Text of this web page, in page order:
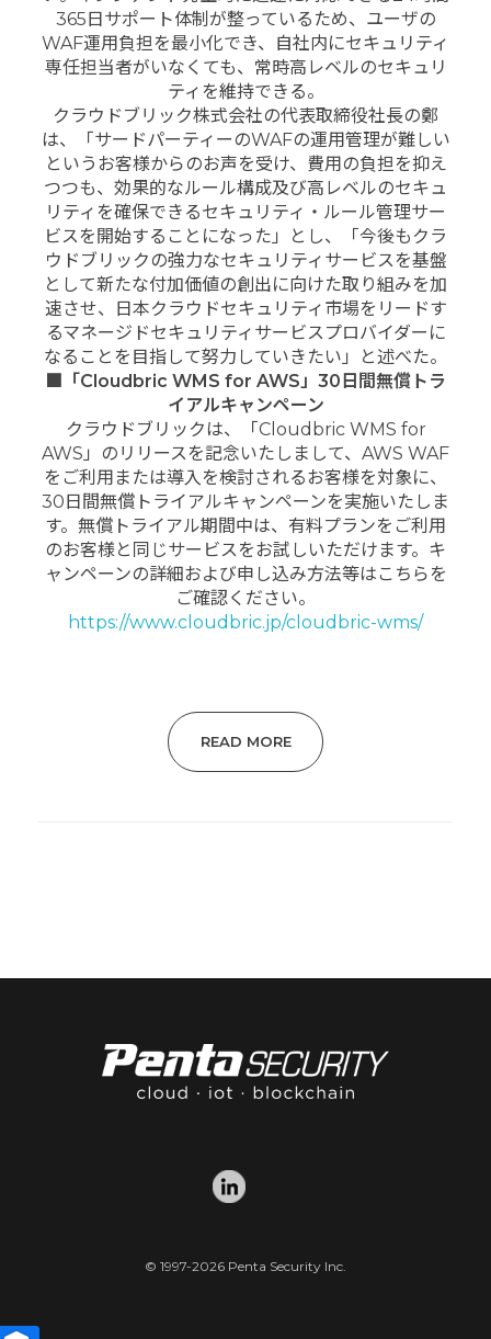
365日サポート体制が整っているため、ユーザの
WAF運用負担を最小化でき、自社内にセキュリティ
専任担当者がいなくても、常時高レベルのセキュリ
ティを維持できる。
クラウドブリック株式会社の代表取締役社長の鄭
は、「サードパーティーのWAFの運用管理が難しい
というお客様からのお声を受け、費用の負担を抑え
つつも、効果的なルール構成及び高レベルのセキュ
リティを確保できるセキュリティ・ルール管理サー
ビスを開始することになった」とし、「今後もクラ
ウドブリックの強力なセキュリティサービスを基盤
として新たな付加価値の創出に向けた取り組みを加
速させ、日本クラウドセキュリティ市場をリードす
るマネージドセキュリティサービスプロバイダーに
なることを目指して努力していきたい」と述べた。
■「Cloudbric WMS for AWS」30日間無償トラ
イアルキャンペーン
クラウドブリックは、「Cloudbric WMS for
AWS」のリリースを記念いたしまして、AWS WAF
をご利用または導入を検討されるお客様を対象に、
30日間無償トライアルキャンペーンを実施いたしま
す。無償トライアル期間中は、有料プランをご利用
のお客様と同じサービスをお試しいただけます。キ
ャンペーンの詳細および申し込み方法等はこちらを
ご確認ください。
https://www.cloudbric.jp/cloudbric-wms/
READ MORE
© 1997-2026 Penta Security Inc.